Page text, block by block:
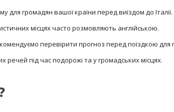
для громадян вашої країни перед виїздом до Італії.
місцях часто розмовляють англійською.
перевірити прогноз перед поїздкою для
речей під час подорожі та у громадських місцях.